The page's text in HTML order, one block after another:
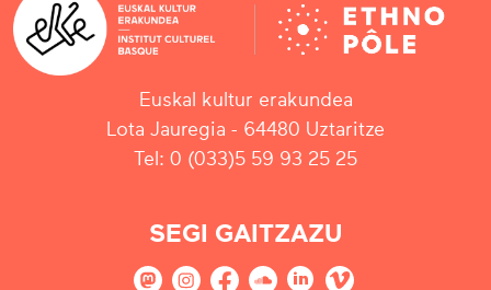
Euskal kultur erakundea
Lota Jauregia - 64480 Uztaritze
Tel: 0 (033)5 59 93 25 25
SEGI GAITZAZU